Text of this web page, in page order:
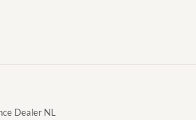
Dealer NL